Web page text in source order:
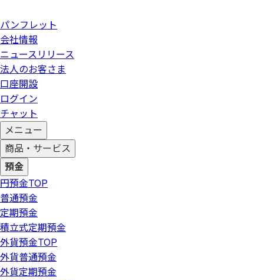
パンフレット
会社情報
ニュースリリース
法人のお客さま
口座開設
ログイン
チャット
メニュー
商品・サービス
預金
円預金TOP
普通預金
定期預金
積立式定期預金
外貨預金TOP
外貨普通預金
外貨定期預金